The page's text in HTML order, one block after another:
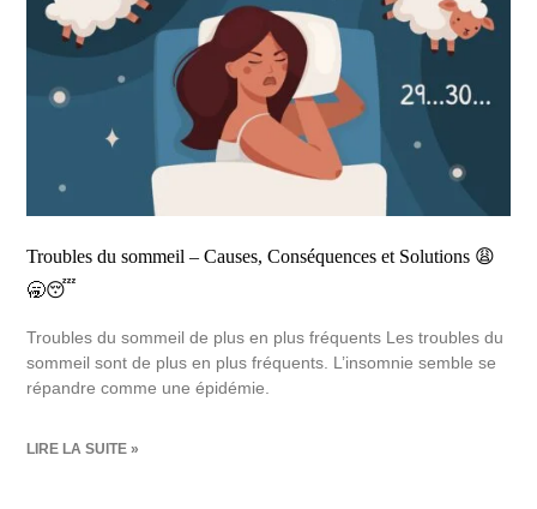
Troubles du sommeil – Causes, Conséquences et Solutions 😩
🥱😴
Troubles du sommeil de plus en plus fréquents Les troubles du
sommeil sont de plus en plus fréquents. L’insomnie semble se
répandre comme une épidémie.
LIRE LA SUITE »